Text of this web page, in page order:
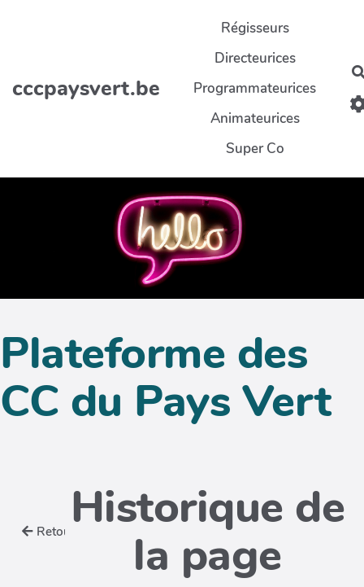
cccpaysvert.be
Régisseurs
Directeurices
Programmateurices
Animateurices
Super Co
Plateforme des
CC du Pays Vert
Retour Historique de
la page